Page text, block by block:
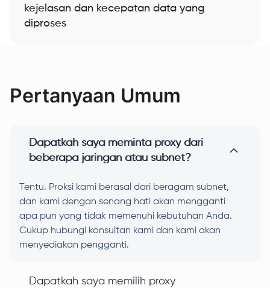
kejelasan dan kecepatan data yang
diproses
Pertanyaan Umum
Dapatkah saya meminta proxy dari
beberapa jaringan atau subnet?
Tentu. Proksi kami berasal dari beragam subnet,
dan kami dengan senang hati akan mengganti
apa pun yang tidak memenuhi kebutuhan Anda.
Cukup hubungi konsultan kami dan kami akan
menyediakan pengganti.
Dapatkah saya memilih proxy